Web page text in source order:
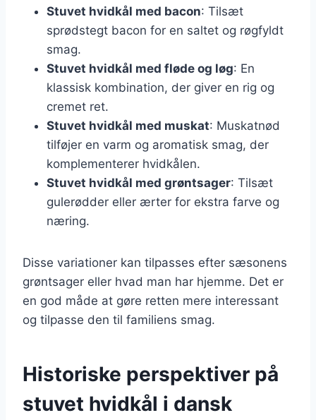
Stuvet hvidkål med bacon: Tilsæt
sprødstegt bacon for en saltet og røgfyldt
smag.
Stuvet hvidkål med fløde og løg: En
klassisk kombination, der giver en rig og
cremet ret.
Stuvet hvidkål med muskat: Muskatnød
tilføjer en varm og aromatisk smag, der
komplementerer hvidkålen.
Stuvet hvidkål med grøntsager: Tilsæt
gulerødder eller ærter for ekstra farve og
næring.
Disse variationer kan tilpasses efter sæsonens
grøntsager eller hvad man har hjemme. Det er
en god måde at gøre retten mere interessant
og tilpasse den til familiens smag.
Historiske perspektiver på
stuvet hvidkål i dansk